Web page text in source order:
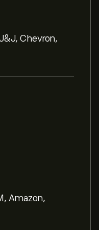
Chevron,
Amazon,